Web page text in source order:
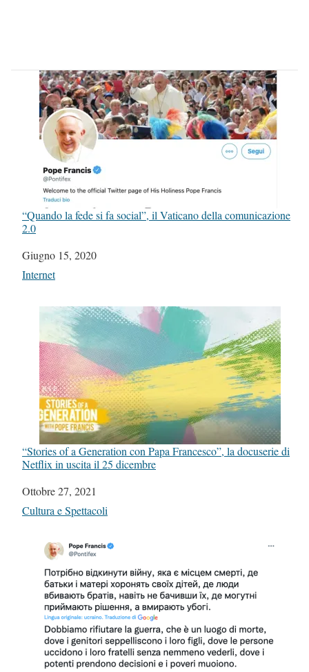
“Quando la fede si fa social”, il Vaticano della comunicazione
2.0
Data
Giugno 15, 2020
In relazione a
Internet
“Stories of a Generation con Papa Francesco”, la docuserie di
Netflix in uscita il 25 dicembre
Data
Ottobre 27, 2021
In relazione a
Cultura e Spettacoli